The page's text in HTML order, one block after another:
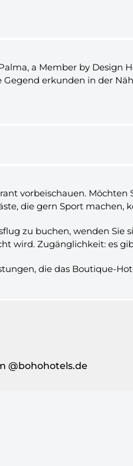
a Member by
Gegend erkunden in der
vorbeischauen.
die gern Sport machen,
zu buchen, wenden Sie
wird. Zugänglichkeit: es
die das Boutique-
@bohohotels.de